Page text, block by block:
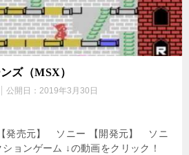
ズ（MSX）
公開日： 2019年3月30日
発売元】 ソニー 【開発元】 ソニ
ョンゲーム ↓の動画をクリック！